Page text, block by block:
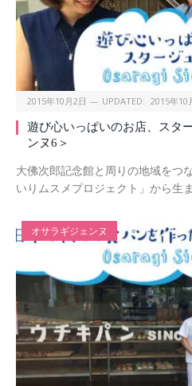
2015年10月2日 UPDATED: 2015年10
遊び心いっぱいのお店、スタ
ンヌ6＞
大佛次郎記念館と周りの地域をつ
いりムスメプロジェクト」から生
オサラギジェンヌ